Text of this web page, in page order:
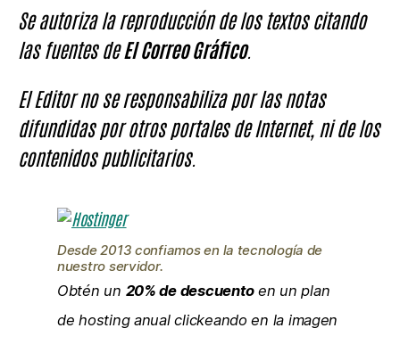
Se autoriza la reproducción de los textos citando
las fuentes deEl Correo Gráfico.
El Editor no se responsabiliza por las notas
difundidas por otros portales de Internet, ni de los
contenidos publicitarios.
Desde 2013 confiamos en la tecnología de
nuestro servidor.
Obtén un 20% de descuentoen un plan
de hosting anual clickeando en la imagen